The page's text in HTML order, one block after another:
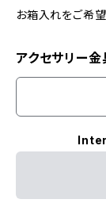
お箱入れをご希
アクセサリー